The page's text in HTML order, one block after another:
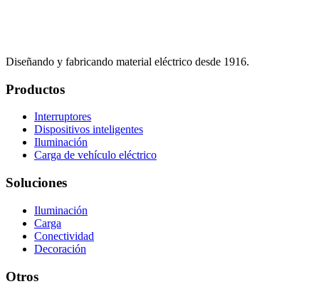
Diseñando y fabricando material eléctrico desde 1916.
Productos
Interruptores
Dispositivos inteligentes
Iluminación
Carga de vehículo eléctrico
Soluciones
Iluminación
Carga
Conectividad
Decoración
Otros